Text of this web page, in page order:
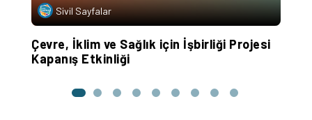
Sivil Sayfalar
Çevre, İklim ve Sağlık için İşbirliği Projesi
Kapanış Etkinliği